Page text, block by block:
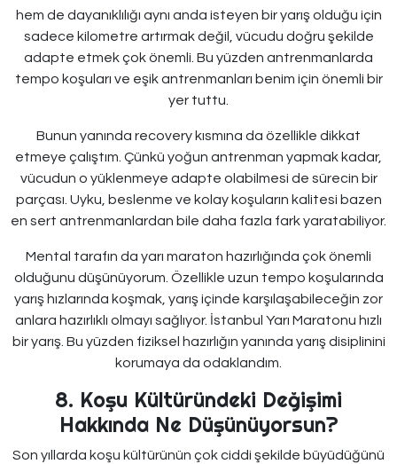
hem de dayanıklılığı aynı anda isteyen bir yarış olduğu için
sadece kilometre artırmak değil, vücudu doğru şekilde
adapte etmek çok önemli. Bu yüzden antrenmanlarda
tempo koşuları ve eşik antrenmanları benim için önemli bir
yer tuttu.
Bunun yanında recovery kısmına da özellikle dikkat
etmeye çalıştım. Çünkü yoğun antrenman yapmak kadar,
vücudun o yüklenmeye adapte olabilmesi de sürecin bir
parçası. Uyku, beslenme ve kolay koşuların kalitesi bazen
en sert antrenmanlardan bile daha fazla fark yaratabiliyor.
Mental tarafın da yarı maraton hazırlığında çok önemli
olduğunu düşünüyorum. Özellikle uzun tempo koşularında
yarış hızlarında koşmak, yarış içinde karşılaşabileceğin zor
anlara hazırlıklı olmayı sağlıyor. İstanbul Yarı Maratonu hızlı
bir yarış. Bu yüzden fiziksel hazırlığın yanında yarış disiplinini
korumaya da odaklandım.
8. Koşu Kültüründeki Değişimi
Hakkında Ne Düşünüyorsun?
Son yıllarda koşu kültürünün çok ciddi şekilde büyüdüğünü